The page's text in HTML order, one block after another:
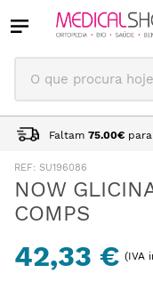
O que procura hoje?
Faltam 75.00€
: SU196086
NOW
COMPS
42,33 € (IVA